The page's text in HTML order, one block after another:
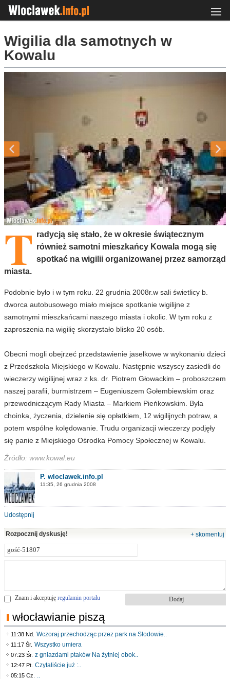
Wigilia dla samotnych w
Kowalu
T radycją się stało, że w okresie świątecznym
również samotni mieszkańcy Kowala mogą się
spotkać na wigilii organizowanej przez samorząd
miasta.
Podobnie było i w tym roku. 22 grudnia 2008r.w sali świetlicy b.
dworca autobusowego miało miejsce spotkanie wigilijne z
samotnymi mieszkańcami naszego miasta i okolic. W tym roku z
zaproszenia na wigilię skorzystało blisko 20 osób.
Obecni mogli obejrzeć przedstawienie jasełkowe w wykonaniu dzieci
z Przedszkola Miejskiego w Kowalu. Następnie wszyscy zasiedli do
wieczerzy wigilijnej wraz z ks. dr. Piotrem Głowackim – proboszczem
naszej parafii, burmistrzem – Eugeniuszem Gołembiewskim oraz
przewodniczącym Rady Miasta – Markiem Pieńkowskim. Była
choinka, życzenia, dzielenie się opłatkiem, 12 wigilijnych potraw, a
potem wspólne kolędowanie. Trudu organizacji wieczerzy podjęły
się panie z Miejskiego Ośrodka Pomocy Społecznej w Kowalu.
Źródło: www.kowal.eu
P. wloclawek.info.pl
11:35, 26 grudnia 2008
Udostępnij
Rozpocznij dyskusję! + skomentuj
Znam i akceptuję regulamin portalu
włocławianie piszą
11:38 Nd. Wczoraj przechodząc przez park na Słodowie..
11:17 Śr. Wszystko umiera
07:23 Śr. z gniazdami ptaków Na żytniej obok..
12:47 Pt. Czytaliście już :..
05:15 Cz. ..